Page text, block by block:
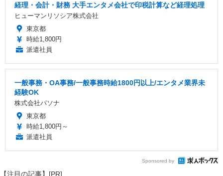
経理・会計・財務 大手エンタメ会社で印税計算など経理処理
ヒューマンリソシア株式会社
東京都
時給1,800円
派遣社員
一般事務・OA事務/一般事務時給1800円以上/エンタメ業界未
経験OK
株式会社パソナ
東京都
時給1,800円～
派遣社員
Sponsored by
【注目の記事】[PR]